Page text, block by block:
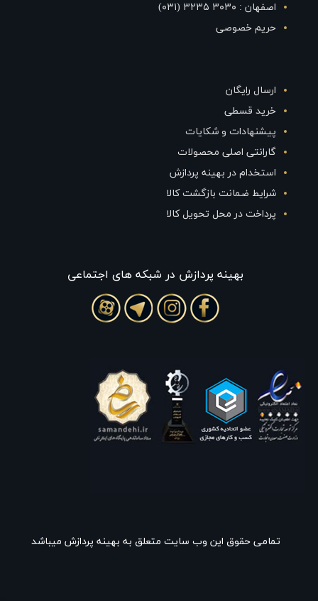
اصفهان : ۳۰۳۰ ۳۲۳۵ (۰۳۱)
حریم خصوصی
ارسال رایگان
خرید قسطی
پیشنهادات و شکایات
گارانتی اصلی محصولات
استخدام در بهینه پردازش
شرایط ضمانت بازگشت کالا
پرداخت در محل تحویل کالا
بهينه پردازش در شبکه های اجتماعی
تمامی حقوق این وب سایت متعلق به بهینه پردازش میباشد